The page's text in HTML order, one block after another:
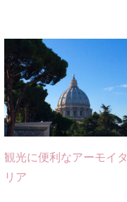
観光に便利なアーモイタ
リア